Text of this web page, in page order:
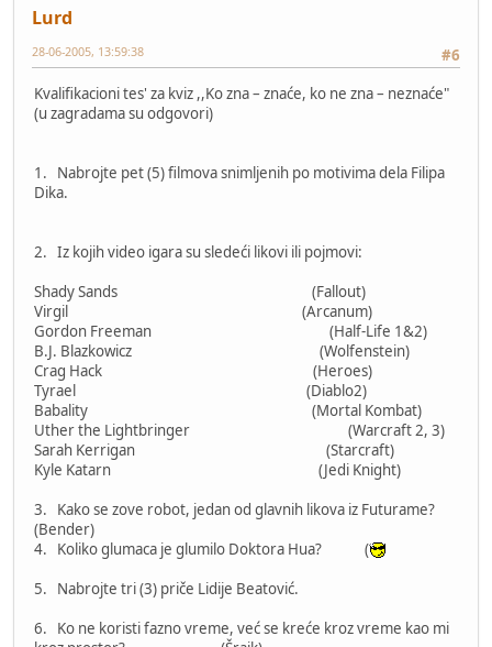
Lurd
#6
28-06-2005, 13:59:38
Kvalifikacioni tes' za kviz ,,Ko zna – znaće, ko ne zna – neznaće"
(u zagradama su odgovori)
1. Nabrojte pet (5) filmova snimljenih po motivima dela Filipa
Dika.
2. Iz kojih video igara su sledeći likovi ili pojmovi:
Shady Sands (Fallout)
Virgil (Arcanum)
Gordon Freeman (Half-Life 1&2)
B.J. Blazkowicz (Wolfenstein)
Crag Hack (Heroes)
Tyrael (Diablo2)
Babality (Mortal Kombat)
Uther the Lightbringer (Warcraft 2, 3)
Sarah Kerrigan (Starcraft)
Kyle Katarn (Jedi Knight)
3. Kako se zove robot, jedan od glavnih likova iz Futurame?
(Bender)
4. Koliko glumaca je glumilo Doktora Hua? (
5. Nabrojte tri (3) priče Lidije Beatović.
6. Ko ne koristi fazno vreme, već se kreće kroz vreme kao mi